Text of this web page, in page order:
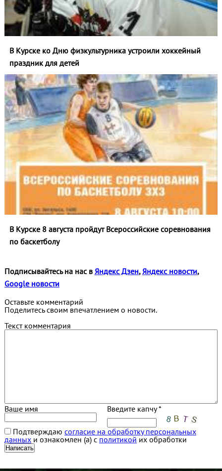
В Курске ко Дню физкультурника устроили хоккейный
праздник для детей
В Курске 8 августа пройдут Всероссийские соревнования
по баскетболу
Подписывайтесь на нас в Яндекс Дзен,Яндекс новости,
Google новости
Оставьте комментарий
Поделитесь своим впечатлением о новости.
Текст комментария
Ваше имя Введите капчу *
Подтверждаю согласие на обработку персональных
данныхи ознакомлен (а) с политикой их обработки